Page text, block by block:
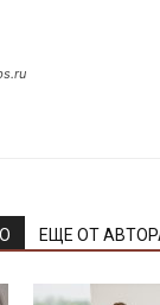
ЕЩЕ ОТ